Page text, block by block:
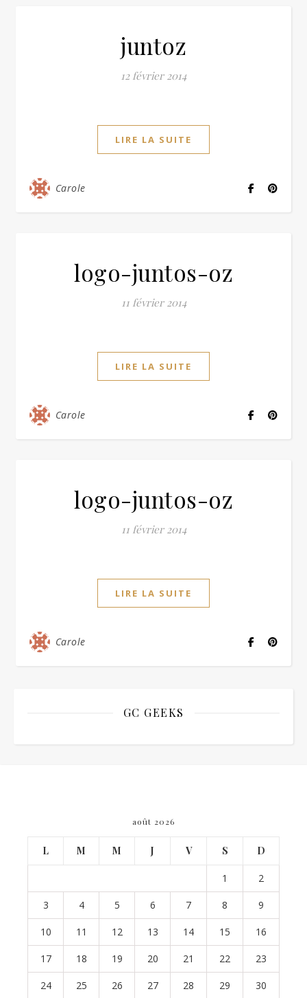
juntoz
12 février 2014
LIRE LA SUITE
Carole
logo-juntos-oz
11 février 2014
LIRE LA SUITE
Carole
logo-juntos-oz
11 février 2014
LIRE LA SUITE
Carole
GC GEEKS
août 2026
L M M J V S D
1 2
3 4 5 6 7 8 9
10 11 12 13 14 15 16
17 18 19 20 21 22 23
24 25 26 27 28 29 30